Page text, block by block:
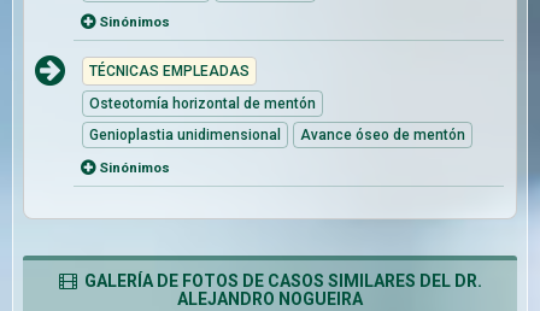
Sinónimos
TÉCNICAS EMPLEADAS
Osteotomía horizontal de mentón
Genioplastia unidimensional
Avance óseo de mentón
Sinónimos
GALERÍA DE FOTOS DE CASOS SIMILARES DEL DR.
ALEJANDRO NOGUEIRA